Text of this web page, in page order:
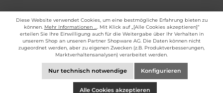
Diese Website verwendet Cookies, um eine bestmögliche Erfahrung bieten zu
können. Mehr Informationen ...
. Mit Klick auf „[Alle Cookies akzeptieren]“
erteilen Sie Ihre Einwilligung auch für die Weitergabe über Ihr Verhalten in
unserem Shop an unseren Partner Shopware AG. Die Daten können nicht
zugeordnet werden, aber zu eigenen Zwecken (z.B. Produktverbesserungen,
Marktverhaltensanalysen) verarbeitet werden.
Nur technisch notwendige Konfigurieren
Alle Cookies akzeptieren